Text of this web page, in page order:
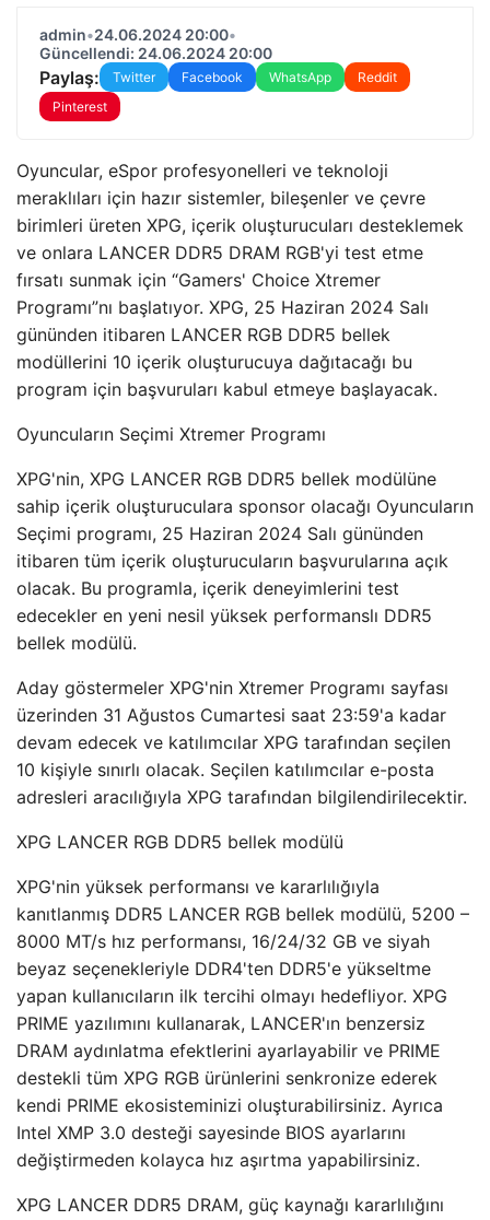
admin•24.06.2024 20:00•
Güncellendi: 24.06.2024 20:00
Paylaş: Twitter Facebook WhatsApp
Reddit
Pinterest
Oyuncular, eSpor profesyonelleri ve teknoloji
meraklıları için hazır sistemler, bileşenler ve çevre
birimleri üreten XPG, içerik oluşturucuları desteklemek
ve onlara LANCER DDR5 DRAM RGB'yi test etme
fırsatı sunmak için “Gamers' Choice Xtremer
Programı”nı başlatıyor. XPG, 25 Haziran 2024 Salı
gününden itibaren LANCER RGB DDR5 bellek
modüllerini 10 içerik oluşturucuya dağıtacağı bu
program için başvuruları kabul etmeye başlayacak.
Oyuncuların Seçimi Xtremer Programı
XPG'nin, XPG LANCER RGB DDR5 bellek modülüne
sahip içerik oluşturuculara sponsor olacağı Oyuncuların
Seçimi programı, 25 Haziran 2024 Salı gününden
itibaren tüm içerik oluşturucuların başvurularına açık
olacak. Bu programla, içerik deneyimlerini test
edecekler en yeni nesil yüksek performanslı DDR5
bellek modülü.
Aday göstermeler XPG'nin Xtremer Programı sayfası
üzerinden 31 Ağustos Cumartesi saat 23:59'a kadar
devam edecek ve katılımcılar XPG tarafından seçilen
10 kişiyle sınırlı olacak. Seçilen katılımcılar e-posta
adresleri aracılığıyla XPG tarafından bilgilendirilecektir.
XPG LANCER RGB DDR5 bellek modülü
XPG'nin yüksek performansı ve kararlılığıyla
kanıtlanmış DDR5 LANCER RGB bellek modülü, 5200 –
8000 MT/s hız performansı, 16/24/32 GB ve siyah
beyaz seçenekleriyle DDR4'ten DDR5'e yükseltme
yapan kullanıcıların ilk tercihi olmayı hedefliyor. XPG
PRIME yazılımını kullanarak, LANCER'ın benzersiz
DRAM aydınlatma efektlerini ayarlayabilir ve PRIME
destekli tüm XPG RGB ürünlerini senkronize ederek
kendi PRIME ekosisteminizi oluşturabilirsiniz. Ayrıca
Intel XMP 3.0 desteği sayesinde BIOS ayarlarını
değiştirmeden kolayca hız aşırtma yapabilirsiniz.
XPG LANCER DDR5 DRAM, güç kaynağı kararlılığını